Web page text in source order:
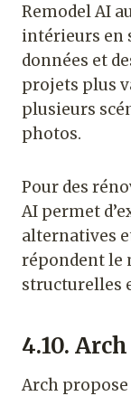
Remodel AI
intérieurs en
données et
projets plus
plusieurs
photos.
Pour des
AI permet
alternatives
répondent le
structurelles
4.10.
Arch